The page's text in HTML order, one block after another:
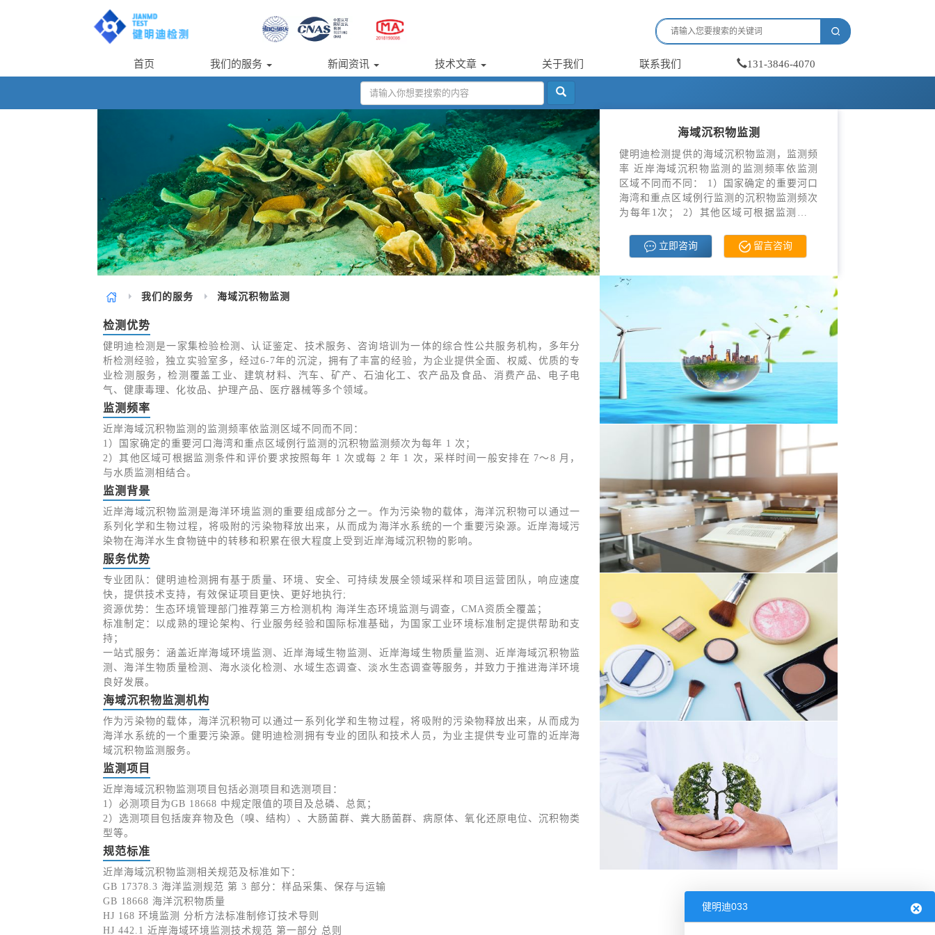
首页 我们的服务 新闻资讯 技术文章 关于我们 联系我们 131-3846-4070
我们的服务 海域沉积物监测
检测优势
健明迪检测是一家集检验检测、认证鉴定、技术服务、咨询培训为一体的综合性公共服务机构，多年分
析检测经验，独立实验室多，经过6-7年的沉淀，拥有了丰富的经验，为企业提供全面、权威、优质的专
业检测服务，检测覆盖工业、建筑材料、汽车、矿产、石油化工、农产品及食品、消费产品、电子电
气、健康毒理、化妆品、护理产品、医疗器械等多个领域。
监测频率
近岸海域沉积物监测的监测频率依监测区域不同而不同：
1）国家确定的重要河口海湾和重点区域例行监测的沉积物监测频次为每年 1 次；
2）其他区域可根据监测条件和评价要求按照每年 1 次或每 2 年 1 次，采样时间一般安排在 7～8 月，
与水质监测相结合。
监测背景
近岸海域沉积物监测是海洋环境监测的重要组成部分之一。作为污染物的载体，海洋沉积物可以通过一
系列化学和生物过程，将吸附的污染物释放出来，从而成为海洋水系统的一个重要污染源。近岸海域污
染物在海洋水生食物链中的转移和积累在很大程度上受到近岸海域沉积物的影响。
服务优势
专业团队：健明迪检测拥有基于质量、环境、安全、可持续发展全领域采样和项目运营团队，响应速度
快，提供技术支持，有效保证项目更快、更好地执行;
资源优势：生态环境管理部门推荐第三方检测机构 海洋生态环境监测与调查，CMA资质全覆盖；
标准制定：以成熟的理论架构、行业服务经验和国际标准基础，为国家工业环境标准制定提供帮助和支
持；
一站式服务：涵盖近岸海域环境监测、近岸海域生物监测、近岸海域生物质量监测、近岸海域沉积物监
测、海洋生物质量检测、海水淡化检测、水域生态调查、淡水生态调查等服务，并致力于推进海洋环境
良好发展。
海域沉积物监测机构
作为污染物的载体，海洋沉积物可以通过一系列化学和生物过程，将吸附的污染物释放出来，从而成为
海洋水系统的一个重要污染源。健明迪检测拥有专业的团队和技术人员，为业主提供专业可靠的近岸海
域沉积物监测服务。
监测项目
近岸海域沉积物监测项目包括必测项目和选测项目：
1）必测项目为GB 18668 中规定限值的项目及总磷、总氮；
2）选测项目包括废弃物及色（嗅、结构）、大肠菌群、粪大肠菌群、病原体、氧化还原电位、沉积物类
型等。
规范标准
近岸海域沉积物监测相关规范及标准如下：
GB 17378.3 海洋监测规范 第 3 部分：样品采集、保存与运输
GB 18668 海洋沉积物质量
HJ 168 环境监测 分析方法标准制修订技术导则
HJ 442.1 近岸海域环境监测技术规范 第一部分 总则
海域沉积物监测
健明迪检测提供的海域沉积物监测，监测频
率 近岸海域沉积物监测的监测频率依监测
区域不同而不同： 1）国家确定的重要河口
海湾和重点区域例行监测的沉积物监测频次
为每年1次； 2）其他区域可根据监测条，
立即咨询
留言咨询